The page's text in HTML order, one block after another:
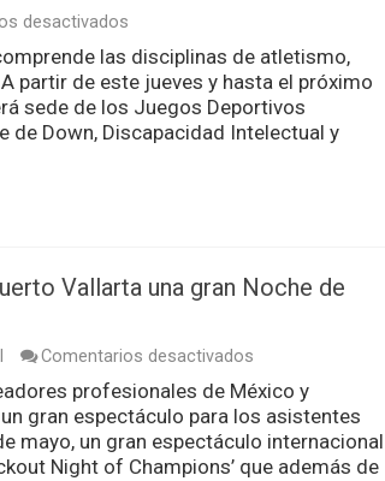
desactivadosen
Puerto
Vallarta
a
competidores
Especiales
las disciplinas de atletismo,
partir de este jueves y hasta el próximo
sede de los Juegos Deportivos
de Down, Discapacidad Intelectual y
Vallarta una gran Noche de
Comentarios desactivadosen
sábado
13
de
profesionales de México y
gran espectáculo para los asistentes
mayo, un gran espectáculo internacional
Night of Champions’ que además de